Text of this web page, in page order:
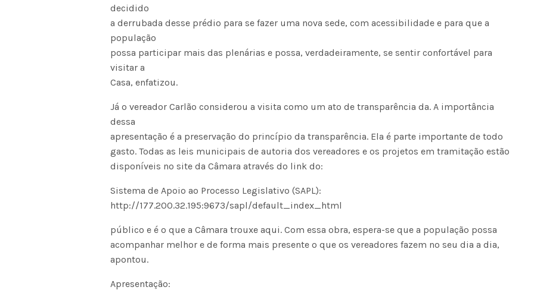
decidido
a derrubada desse prédio para se fazer uma nova sede, com acessibilidade e para que a
população
possa participar mais das plenárias e possa, verdadeiramente, se sentir confortável para
visitar a
Casa, enfatizou.
Já o vereador Carlão considerou a visita como um ato de transparência da. A importância
dessa
apresentação é a preservação do princípio da transparência. Ela é parte importante de todo
gasto. Todas as leis municipais de autoria dos vereadores e os projetos em tramitação estão
disponíveis no site da Câmara através do link do:
Sistema de Apoio ao Processo Legislativo (SAPL):
http://177.200.32.195:9673/sapl/default_index_html
público e é o que a Câmara trouxe aqui. Com essa obra, espera-se que a população possa
acompanhar melhor e de forma mais presente o que os vereadores fazem no seu dia a dia,
apontou.
Apresentação:
os seus direitos